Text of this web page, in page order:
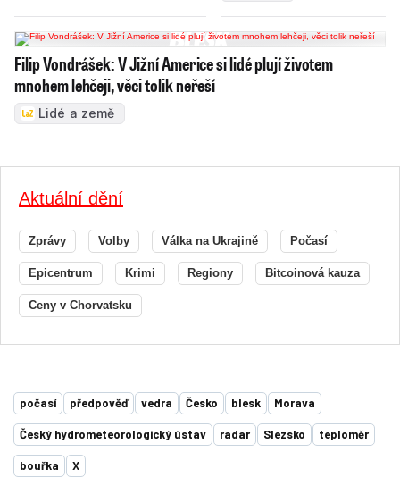
Filip Vondrášek: V Jižní Americe si lidé plují životem
mnohem lehčeji, věci tolik neřeší
Lidé a země
Aktuální dění
Zprávy Volby Válka na Ukrajině Počasí
Epicentrum Krimi Regiony Bitcoinová kauza
Ceny v Chorvatsku
počasí předpověď vedra Česko blesk Morava
Český hydrometeorologický ústav radar Slezsko teploměr
bouřka X